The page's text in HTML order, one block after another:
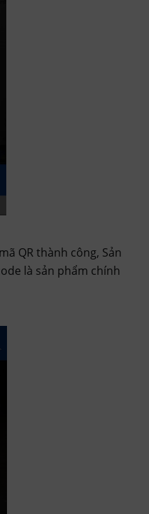
QR thành công, Sản
là sản phẩm chính